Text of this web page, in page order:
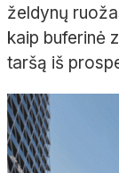
želdynų
kaip buferinė
taršą iš